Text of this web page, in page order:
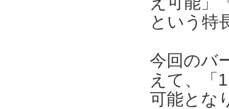
という特
今回のバ
えて、「
可能とな